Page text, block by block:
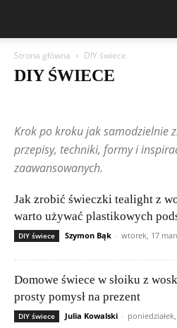
Strona główna DIY świece
DIY ŚWIECE
Problemy ze świecami
Publikacje
Świece z wosku pszczelego
Węza i
Zapachy i kompozycje
Krok po kroku jak samodzielnie
przepisy, techniki, formy i
zaawansowanych.
Jak zrobić świeczki tealight z
warto używać plastikowych
DIY świece Szymon Bąk - wtorek, 17
Domowe świece w słoiku z
prosty pomysł na prezent
DIY świece Julia Kowalski -